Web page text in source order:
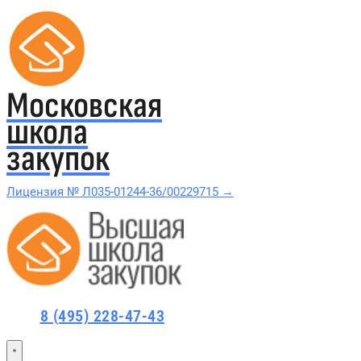
Московская
школа
закупок
Лицензия № Л035-01244-36/00229715 →
Проверить в реестре Рособрнадзора →
Курсы по 44-ФЗ
8 (495) 228-47-43